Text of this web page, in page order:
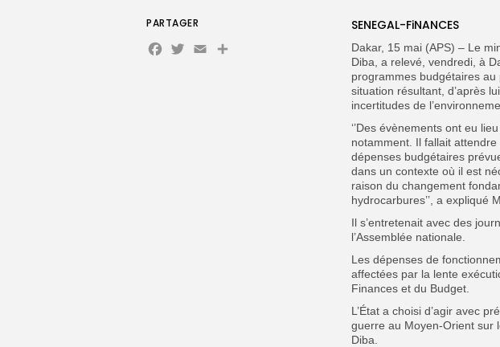
SENEGAL-FiNANCES
Dakar, 15 mai (APS) – Le
Diba, a relevé, vendredi, à
programmes budgétaires
situation résultant, d’après
incertitudes de
‘’Des évènements ont eu
notamment. Il fallait attendre
dépenses budgétaires
dans un contexte où il est
raison du changement
hydrocarbures’’, a expliqué
Il s’entretenait avec des
l’Assemblée nationale.
Les dépenses de
affectées par la lente
Finances et du Budget.
L’État a choisi d’agir avec
guerre au Moyen-Orient sur
Diba.
PARTAGER
Facebook
Twitter
Email